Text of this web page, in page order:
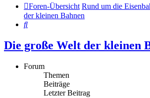
Foren-Übersicht Rund um die
der kleinen Bahnen
Suche
Die große Welt der kleinen
Forum
Themen
Beiträge
Letzter Beitrag